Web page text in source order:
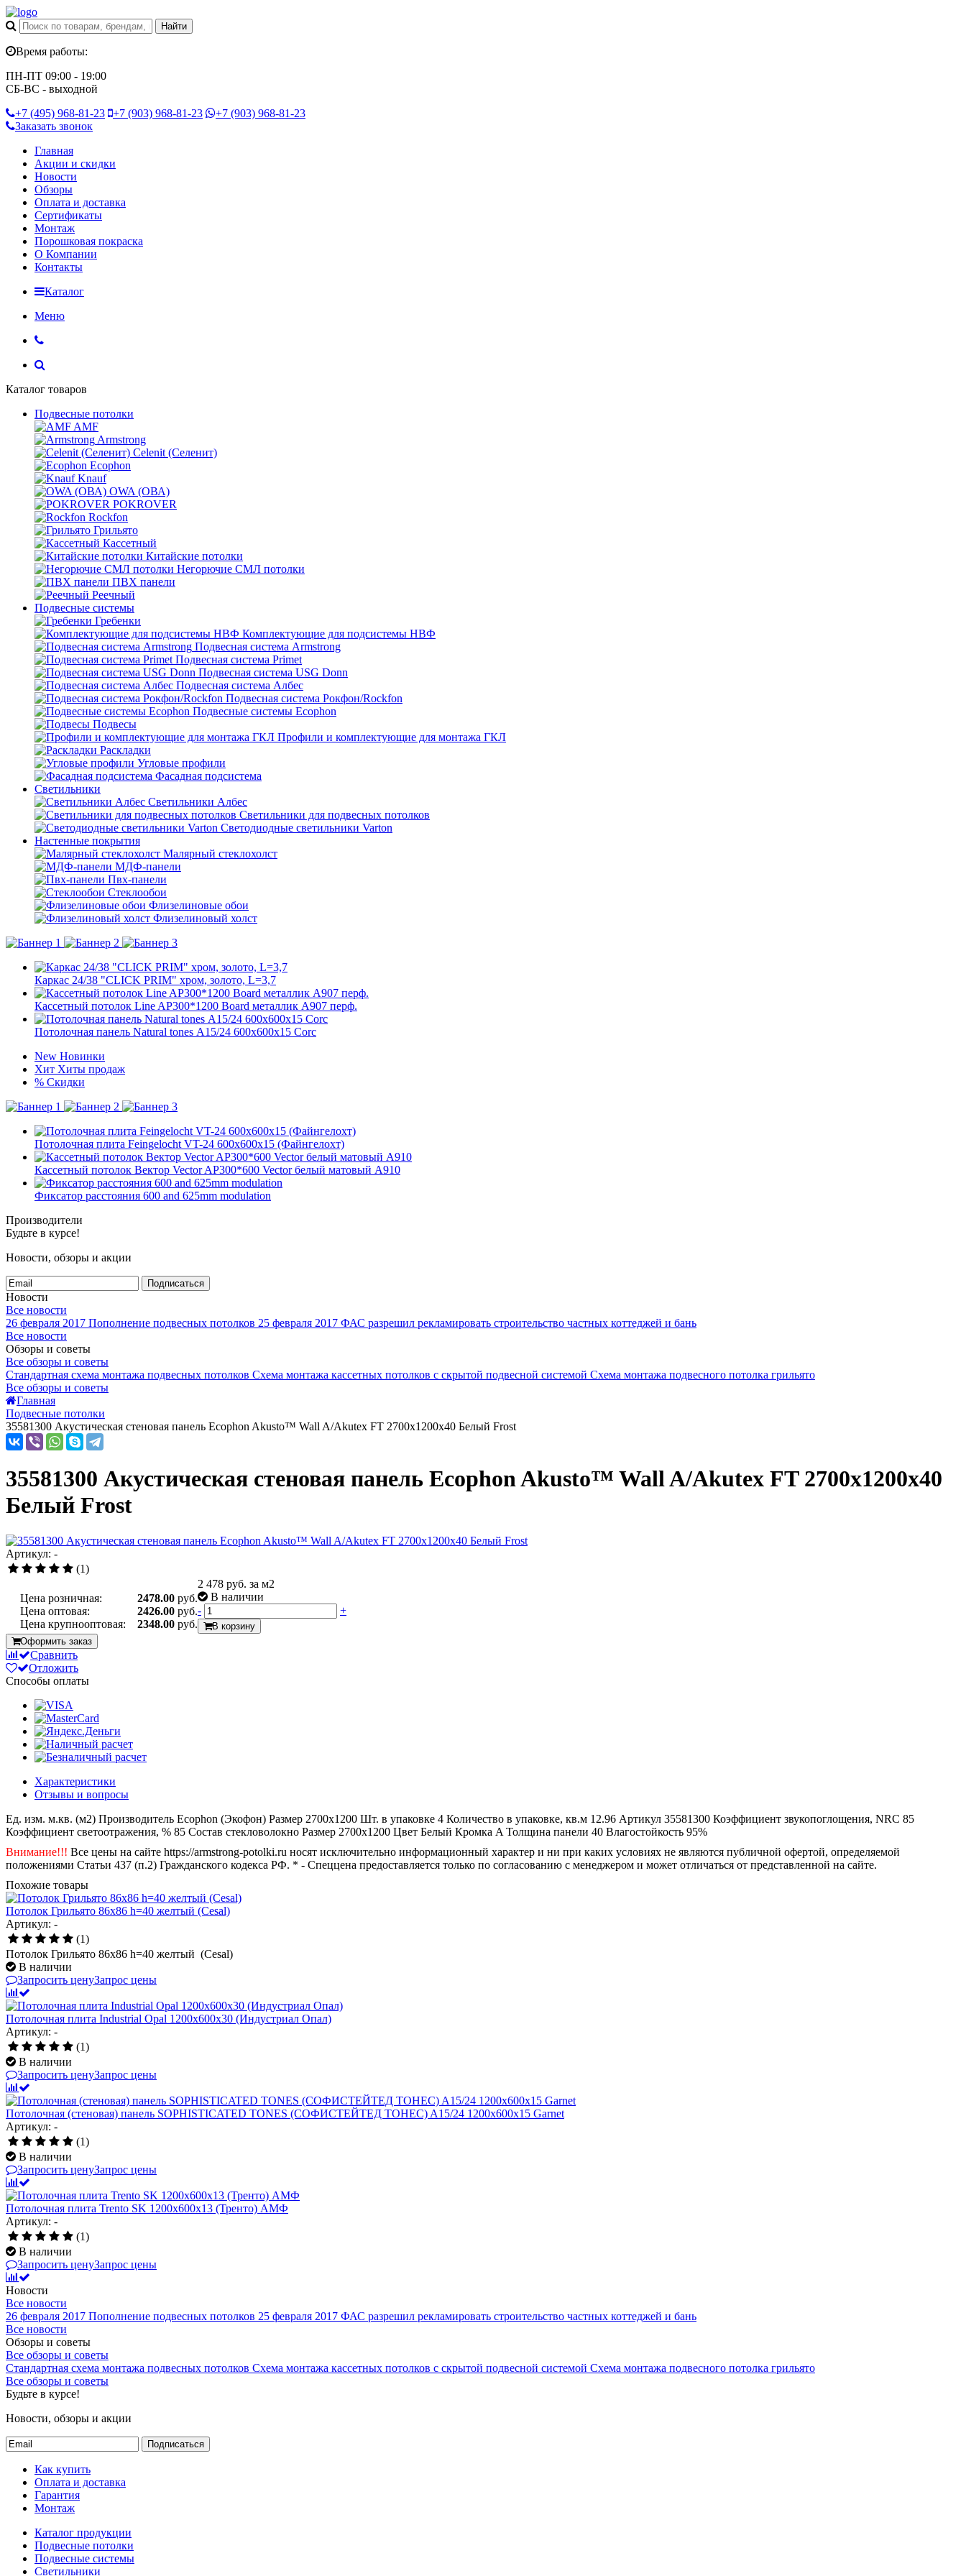
Время работы:
ПН-ПТ 09:00 - 19:00
СБ-ВС - выходной
+7 (495) 968-81-23 +7 (903) 968-81-23 +7 (903) 968-81-23
Заказать звонок
Главная
Акции и скидки
Новости
Обзоры
Оплата и доставка
Сертификаты
Монтаж
Порошковая покраска
О Компании
Контакты
Каталог
Меню
Каталог товаров
Подвесные потолки
AMF
Armstrong
Celenit (Селенит)
Ecophon
Knauf
OWA (ОВА)
POKROVER
Rockfon
Грильято
Кассетный
Китайские потолки
Негорючие СМЛ потолки
ПВХ панели
Реечный
Подвесные системы
Гребенки
Комплектующие для подсистемы НВФ
Подвесная система Armstrong
Подвесная система Primet
Подвесная система USG Donn
Подвесная система Албес
Подвесная система Рокфон/Rockfon
Подвесные системы Ecophon
Подвесы
Профили и комплектующие для монтажа ГКЛ
Раскладки
Угловые профили
Фасадная подсистема
Светильники
Светильники Албес
Светильники для подвесных потолков
Светодиодные светильники Varton
Настенные покрытия
Малярный стеклохолст
МДФ-панели
Пвх-панели
Стеклообои
Флизелиновые обои
Флизелиновый холст
Каркас 24/38 "CLICK PRIM" хром, золото, L=3,7
Кассетный потолок Line AP300*1200 Board металлик А907 перф.
Потолочная панель Natural tones А15/24 600x600x15 Corc
New Новинки
Хит Хиты продаж
% Скидки
Потолочная плита Feingelocht VT-24 600x600x15 (Файнгелохт)
Кассетный потолок Вектор Vector AP300*600 Vector белый матовый А910
Фиксатор расстояния 600 and 625mm modulation
Производители
Будьте в курсе!
Новости, обзоры и акции
Подписаться
Новости
Все новости
26 февраля 2017 Пополнение подвесных потолков 25 февраля 2017 ФАС разрешил рекламировать строительство частных коттеджей и бань
Все новости
Обзоры и советы
Все обзоры и советы
Стандартная схема монтажа подвесных потолков Схема монтажа кассетных потолков с скрытой подвесной системой Схема монтажа подвесного потолка грильято
Все обзоры и советы
Главная
Подвесные потолки
35581300 Акустическая стеновая панель Ecophon Akusto™ Wall A/Akutex FT 2700x1200x40 Белый Frost
35581300 Акустическая стеновая панель Ecophon Akusto™ Wall A/Akutex FT 2700x1200x40
Белый Frost
Артикул: -
(1)
Цена розничная: 2478.00 руб.
Цена оптовая:
2426.00 руб.
Цена крупнооптовая:
2348.00 руб.
2 478 руб. за м2
В наличии
-
+
В корзину
Оформить заказ
Сравнить
Отложить
Способы оплаты
Характеристики
Отзывы и вопросы
Ед. изм. м.кв. (м2) Производитель Ecophon (Экофон) Размер 2700x1200 Шт. в упаковке 4 Количество в упаковке, кв.м 12.96 Артикул 35581300 Коэффициент звукопоглощения, NRC 85
Коэффициент светоотражения, % 85 Состав стекловолокно Размер 2700x1200 Цвет Белый Кромка A Толщина панели 40 Влагостойкость 95%
Внимание!!! Все цены на сайте https://armstrong-potolki.ru носят исключительно информационный характер и ни при каких условиях не являются публичной офертой, определяемой
положениями Статьи 437 (п.2) Гражданского кодекса РФ. * - Спеццена предоставляется только по согласованию с менеджером и может отличаться от представленной на сайте.
Похожие товары
Потолок Грильято 86x86 h=40 желтый (Cesal)
Артикул: -
(1)
Потолок Грильято 86x86 h=40 желтый (Cesal)
В наличии
Запросить ценуЗапрос цены
Потолочная плита Industrial Opal 1200x600x30 (Индустриал Опал)
Артикул: -
(1)
В наличии
Запросить ценуЗапрос цены
Потолочная (стеновая) панель SOPHISTICATED TONES (СОФИСТЕЙТЕД ТОНЕС) A15/24 1200x600x15 Garnet
Артикул: -
(1)
В наличии
Запросить ценуЗапрос цены
Потолочная плита Trento SK 1200x600x13 (Тренто) АМФ
Артикул: -
(1)
В наличии
Запросить ценуЗапрос цены
Новости
Все новости
26 февраля 2017 Пополнение подвесных потолков 25 февраля 2017 ФАС разрешил рекламировать строительство частных коттеджей и бань
Все новости
Обзоры и советы
Все обзоры и советы
Стандартная схема монтажа подвесных потолков Схема монтажа кассетных потолков с скрытой подвесной системой Схема монтажа подвесного потолка грильято
Все обзоры и советы
Будьте в курсе!
Новости, обзоры и акции
Подписаться
Как купить
Оплата и доставка
Гарантия
Монтаж
Каталог продукции
Подвесные потолки
Подвесные системы
Светильники